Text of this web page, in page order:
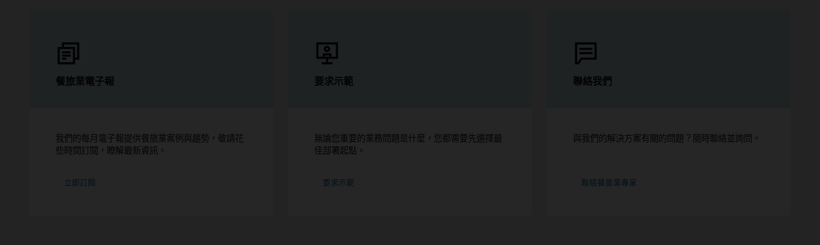
餐旅業電子報
我們的每月電子報提供餐旅業案例與趨勢，敬請花
些時間訂閱，瞭解最新資訊。
立即訂閱
要求示範
無論您重要的業務問題是什麼，您都需要先選擇最
佳部署起點。
要求示範
聯絡我們
與我們的解決方案有關的問題？隨時聯絡並詢問。
聯絡餐旅業專家